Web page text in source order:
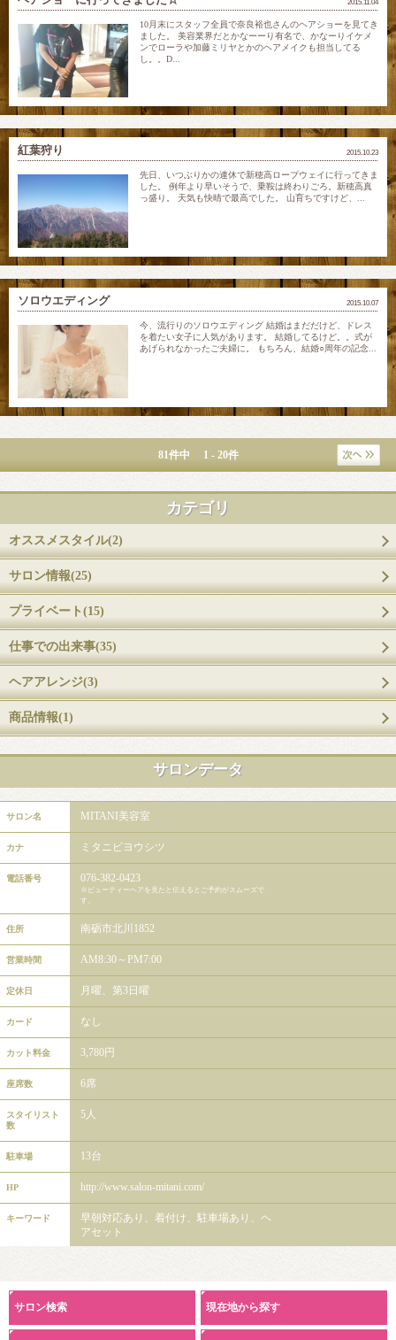
2015.11.04
10月末にスタッフ全員で奈良裕也さんのヘアショーを見てき
ました。 美容業界だとかなーーり有名で、かなーりイケメ
ンでローラや加藤ミリヤとかのヘアメイクも担当してる
し。。D...
2015.10.23
紅葉狩り
先日、いつぶりかの連休で新穂高ロープウェイに行ってきま
した。 例年より早いそうで、乗鞍は終わりごろ。新穂高真
っ盛り。 天気も快晴で最高でした。 山育ちですけど、...
2015.10.07
ソロウエディング
今、流行りのソロウエディング 結婚はまだだけど、ドレス
を着たい女子に人気があります。 結婚してるけど。。式が
あげられなかったご夫婦に。 もちろん、結婚○周年の記念...
81件中 1 - 20件
カテゴリ
オススメスタイル(2)
サロン情報(25)
プライベート(15)
仕事での出来事(35)
ヘアアレンジ(3)
商品情報(1)
サロンデータ
サロン名 MITANI美容室
カナ ミタニビヨウシツ
電話番号 076-382-0423
※ビューティーヘアを見たと伝えるとご予約がスムーズで
す。
住所 南砺市北川1852
営業時間 AM8:30～PM7:00
定休日 月曜、第3日曜
カード なし
カット料金 3,780円
座席数 6席
スタイリスト
数
5人
駐車場 13台
HP http://www.salon-mitani.com/
キーワード
早朝対応あり、着付け、駐車場あり、ヘ
アセット
サロン検索 現在地から探す